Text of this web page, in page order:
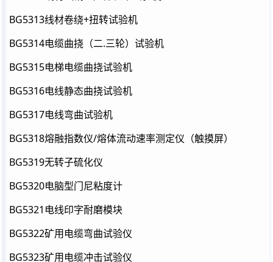
BG5313线材卷绕+扭转试验机
BG5314电缆曲挠（二.三轮）试验机
BG5315电梯电缆曲挠试验机
BG5316电线静态曲挠试验机
BG5317电线弯曲试验机
BG5318熔融指数仪/熔体流动速率测定仪（触摸屏）
BG5319无转子硫化仪
BG5320电脑型门尼粘度计
BG5321电线印字耐磨模块
BG5322矿用电缆弯曲试验仪
BG5323矿用电缆冲击试验仪